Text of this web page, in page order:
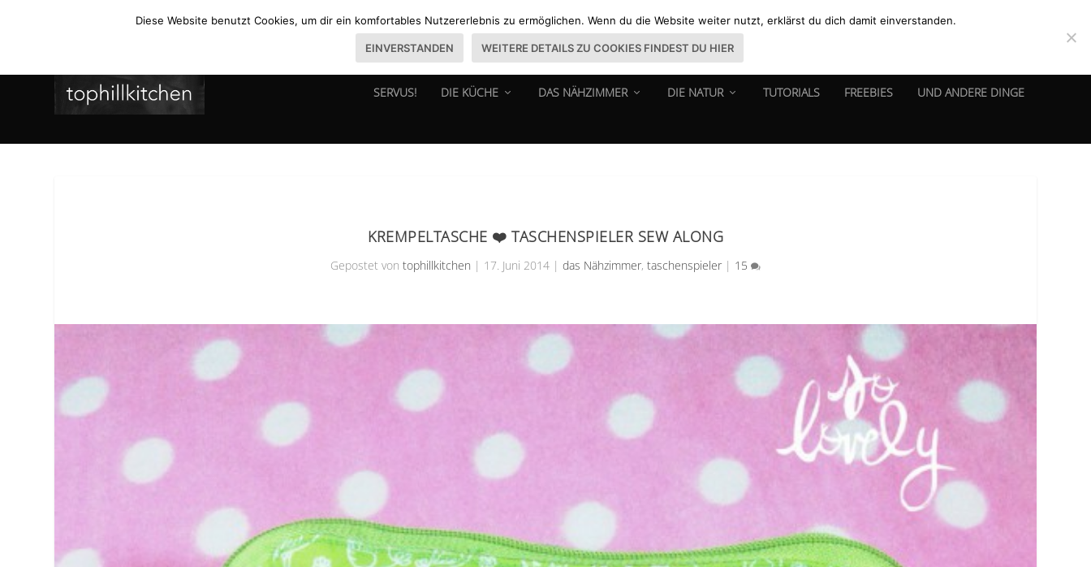
SERVUS! DIE KÜCHE DAS NÄHZIMMER DIE NATUR TUTORIALS FREEBIES UND ANDERE DINGE
KREMPELTASCHE ❤️ TASCHENSPIELER SEW ALONG
Gepostet von tophillkitchen | 17. Juni 2014 | das Nähzimmer, taschenspieler | 15
Diese Website benutzt Cookies, um dir ein komfortables Nutzererlebnis zu ermöglichen. Wenn du die Website weiter nutzt, erklärst du dich damit einverstanden.
EINVERSTANDEN WEITERE DETAILS ZU COOKIES FINDEST DU HIER